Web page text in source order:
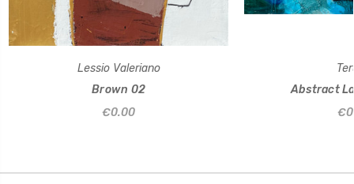
Lessio Valeriano
Brown 02
€0.00
Abstract